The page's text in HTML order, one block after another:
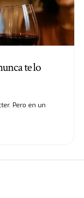
te lo
Pero en un